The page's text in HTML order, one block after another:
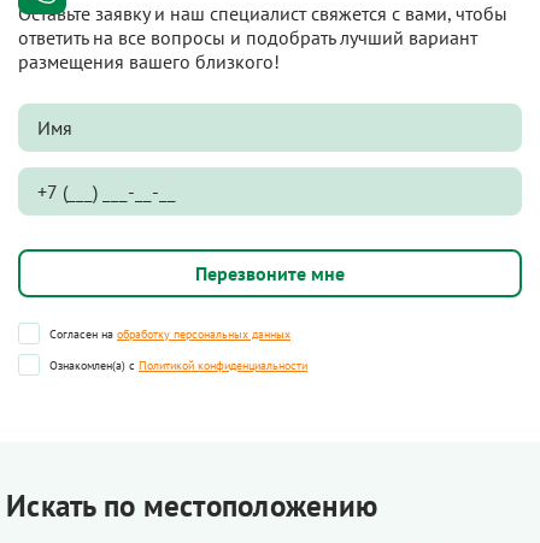
Оставьте заявку и наш специалист свяжется с вами, чтобы
ответить на все вопросы и подобрать лучший вариант
размещения вашего близкого!
Согласен на обработку персональных данных
Ознакомлен(а) с Политикой конфиденциальности
Искать по местоположению